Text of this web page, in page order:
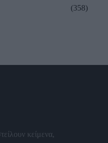
(358)
κείμενα,